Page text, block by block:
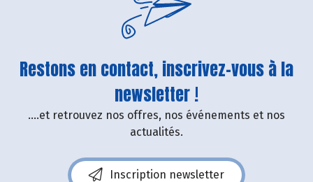
Restons en contact, inscrivez-vous à la
newsletter !
....et retrouvez nos offres, nos événements et nos
actualités.
Inscription newsletter